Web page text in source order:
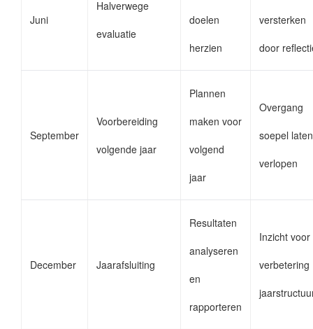
Juni
Halverwege
evaluatie
doelen
herzien
versterken
door
September
Voorbereiding
volgende jaar
Plannen
maken voor
volgend
jaar
Overgang
soepel laten
verlopen
December Jaarafsluiting
Resultaten
analyseren
en
rapporteren
Inzicht voor
verbetering